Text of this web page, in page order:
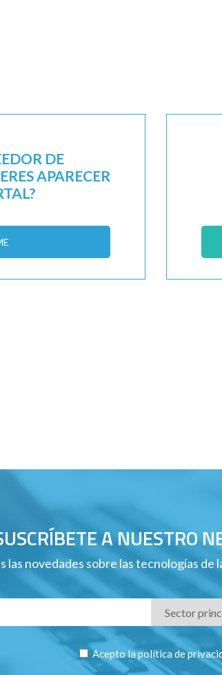
DE
APARECER
A NUESTRO
las novedades sobre las tecnologías de
Acepto lapolítica de